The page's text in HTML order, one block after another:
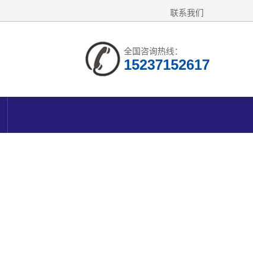
联系我们
全国咨询热线：
15237152617